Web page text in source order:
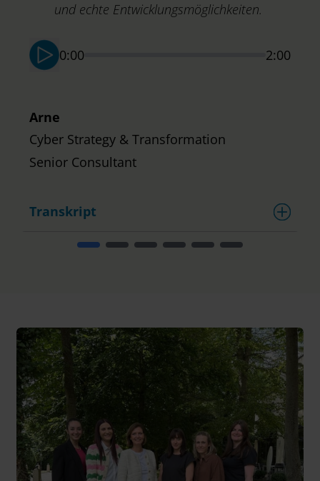
und echte Entwicklungsmöglichkeiten.
0:00 2:00
Arne
Cyber Strategy & Transformation
Senior Consultant
Transkript